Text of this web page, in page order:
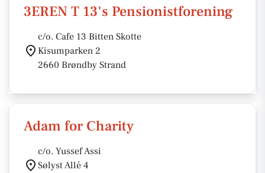
3EREN T 13's Pensionistforening
c/o. Cafe 13 Bitten Skotte
Kisumparken 2
2660 Brøndby Strand
Adam for Charity
c/o. Yussef Assi
Sølyst Allé 4